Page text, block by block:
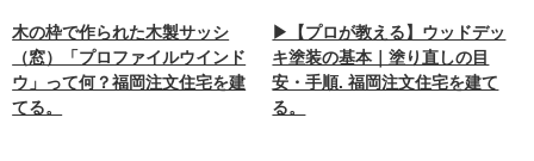
木の枠で作られた木製サッシ
（窓）「プロファイルウインド
ウ」って何？福岡注文住宅を建
てる。
▶【プロが教える】ウッドデッ
キ塗装の基本｜塗り直しの目
安・手順. 福岡注文住宅を建て
る。